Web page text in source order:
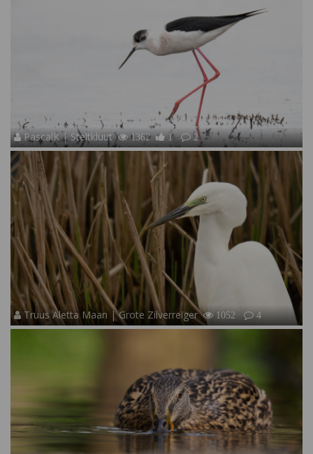
PascalK | Steltkluut 1362 1 2
Truus Aletta Maan | Grote Zilverreiger 1052 4